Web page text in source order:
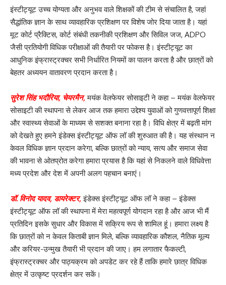
इंस्टीट्यूट उच्च योग्यता और अनुभव वाले शिक्षकों की टीम से संचालित है, जहां
सैद्धांतिक ज्ञान के साथ व्यावहारिक प्रशिक्षण पर विशेष जोर दिया जाता है। यहां
मूट कोर्ट प्रैक्टिस, कोर्ट संबंधी तकनीकी प्रशिक्षण और सिविल जज, ADPO
जैसी प्रतियोगी विधिक परीक्षाओं की तैयारी पर फोकस है। इंस्टीट्यूट का
आधुनिक इंफ्रास्ट्रक्चर सभी निर्धारित नियमों का पालन करता है और छात्रों को
बेहतर अध्ययन वातावरण प्रदान करता है।
सुरेश सिंह भदौरिया, चेयरमैन,मयंक वेलफेयर सोसाइटी ने कहा – मयंक वेलफेयर
सोसाइटी की स्थापना से लेकर आज तक हमारा उद्देश्य युवाओं को गुणवत्तापूर्ण शिक्षा
और स्वास्थ्य सेवाओं के माध्यम से सशक्त बनाना रहा है। विधि क्षेत्र में बढ़ती मांग
को देखते हुए हमने इंडेक्स इंस्टीट्यूट ऑफ लॉ की शुरुआत की है। यह संस्थान न
केवल विधिक ज्ञान प्रदान करेगा, बल्कि छात्रों को न्याय, सत्य और समाज सेवा
की भावना से ओतप्रोत करेगा हमारा प्रयास है कि यहां से निकलने वाले विधिवेत्ता
मध्य प्रदेश और देश में अपनी अलग पहचान बनाएं।
डॉ. विनोद यादव, डायरेक्टर,इंडेक्स इंस्टीट्यूट ऑफ लॉ ने कहा – इंडेक्स
इंस्टीट्यूट ऑफ लॉ की स्थापना में मेरा महत्वपूर्ण योगदान रहा है और आज भी मैं
प्रतिदिन इसके सुधार और विकास में सक्रिय रूप से शामिल हूं। हमारा लक्ष्य है
कि छात्रों को न केवल किताबी ज्ञान मिले, बल्कि व्यावहारिक कौशल, नैतिक मूल्य
और करियर-उन्मुख तैयारी भी प्रदान की जाए। हम लगातार फैकल्टी,
इंफ्रास्ट्रक्चर और पाठ्यक्रम को अपडेट कर रहे हैं ताकि हमारे छात्र विधिक
क्षेत्र में उत्कृष्ट प्रदर्शन कर सकें।